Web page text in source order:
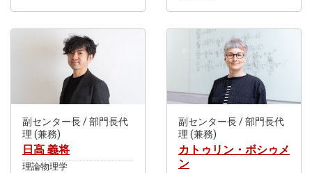
副センター長 / 部門長代
理 (兼務)
日高 義将
理論物理学
副センター長 / 部門長代
理 (兼務)
カトゥリン・ボシゥメ
ン